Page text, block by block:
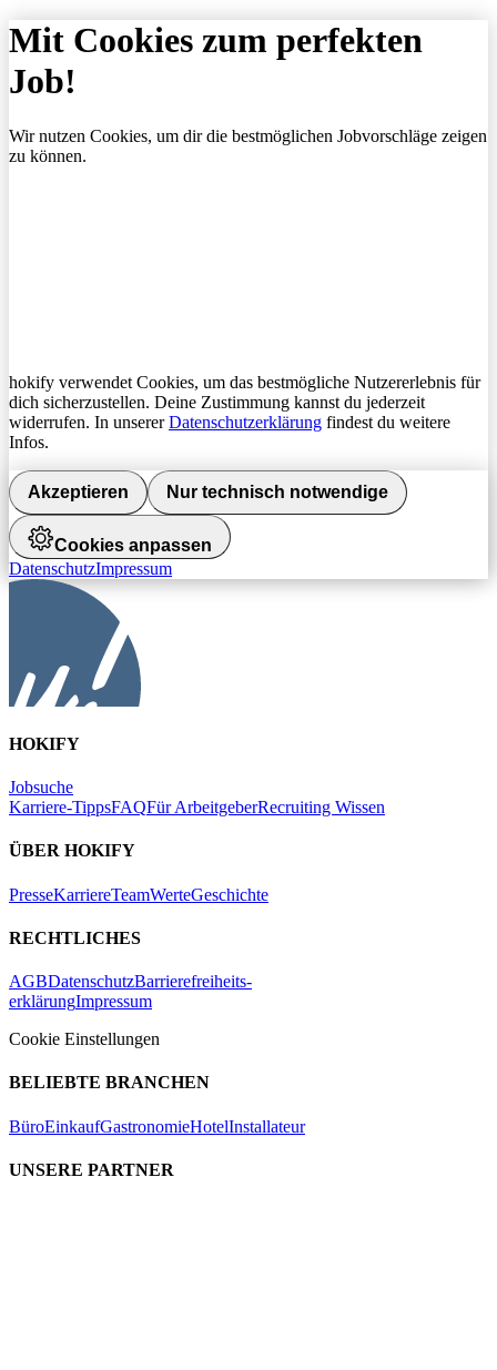
Mit Cookies zum perfekten
Job!
Wir nutzen Cookies, um dir die bestmöglichen Jobvorschläge zeigen
zu können.
hokify verwendet Cookies, um das bestmögliche Nutzererlebnis für
dich sicherzustellen. Deine Zustimmung kannst du jederzeit
widerrufen. In unsererDatenschutzerklärung findest du weitere
Infos.
Akzeptieren Nur technisch notwendige
Cookies anpassen
DatenschutzImpressum
HOKIFY
Jobsuche
Karriere-TippsFAQFür ArbeitgeberRecruiting Wissen
ÜBER HOKIFY
PresseKarriereTeamWerteGeschichte
RECHTLICHES
AGBDatenschutzBarrierefreiheits-
erklärungImpressum
Cookie Einstellungen
BELIEBTE BRANCHEN
BüroEinkaufGastronomieHotelInstallateur
UNSERE PARTNER